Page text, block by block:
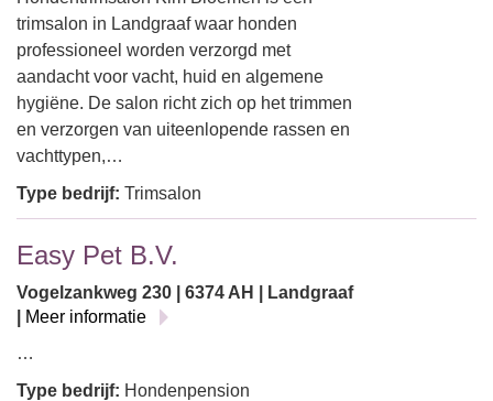
trimsalon in Landgraaf waar honden
professioneel worden verzorgd met
aandacht voor vacht, huid en algemene
hygiëne. De salon richt zich op het trimmen
en verzorgen van uiteenlopende rassen en
vachttypen,…
Type bedrijf: Trimsalon
Easy Pet B.V.
Vogelzankweg 230 | 6374 AH | Landgraaf
Meer informatie
…
Type bedrijf: Hondenpension